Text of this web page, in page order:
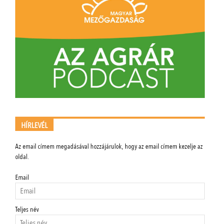
HÍRLEVÉL
Az email címem megadásával hozzájárulok, hogy az email címem kezelje az
oldal.
Email
Teljes név